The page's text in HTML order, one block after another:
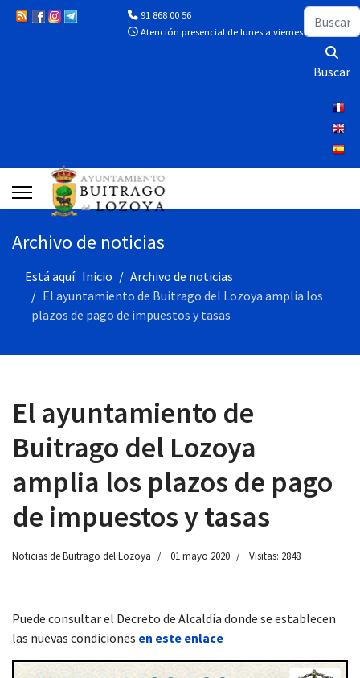
91 868 00 56
Atención presencial de lunes a viernes de 10:00 a
Buscar
Buscar
Archivo de noticias
Está aquí: Inicio
Archivo de noticias
El ayuntamiento de Buitrago del Lozoya amplia los
plazos de pago de impuestos y tasas
El ayuntamiento de
Buitrago del Lozoya
amplia los plazos de pago
de impuestos y tasas
Noticias de Buitrago del Lozoya 01 mayo 2020 Visitas: 2848
Puede consultar el Decreto de Alcaldía donde se establecen
las nuevas condiciones en este enlace